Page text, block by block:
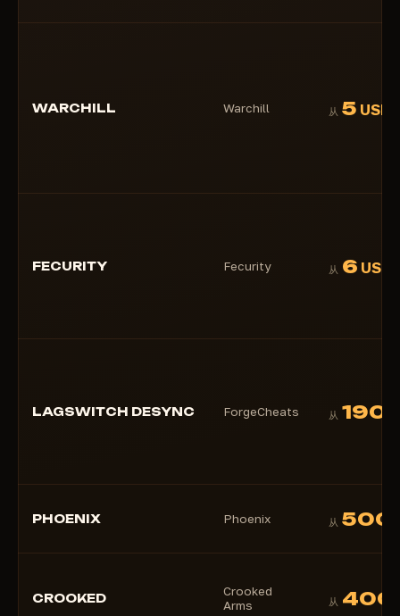
WARCHILL Warchill 从 5 USD
FECURITY Fecurity 从 6 USD
LAGSWITCH DESYNC ForgeCheats 从 190
PHOENIX Phoenix 从 500
CROOKED
Crooked
Arms
从 400